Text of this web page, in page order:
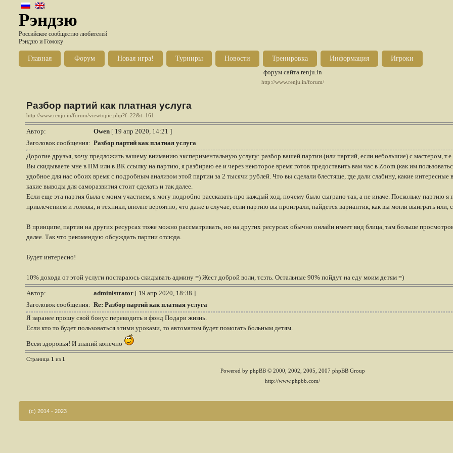
Рэндзю
Российское сообщество любителей
Рэндзю и Гомоку
Главная Форум Новая игра! Турниры Новости Тренировка Информация
Игроки
форум сайта renju.in
http://www.renju.in/forum/
Разбор партий как платная услуга
http://www.renju.in/forum/viewtopic.php?f=22&t=161
Автор: Owen [ 19 апр 2020, 14:21 ]
Заголовок сообщения: Разбор партий как платная услуга
Дорогие друзья, хочу предложить вашему вниманию экспериментальную услугу: разбор вашей партии (или партий, если небольшие) с мастером,
Вы скидываете мне в ПМ или в ВК ссылку на партию, я разбираю ее и через некоторое время готов предоставить вам час в Zoom (как им
удобное для нас обоих время с подробным анализом этой партии за 2 тысячи рублей. Что вы сделали блестяще, где дали слабину, какие интересные
какие выводы для саморазвития стоит сделать и так далее.
Если еще эта партия была с моим участием, я могу подробно рассказать про каждый ход, почему было сыграно так, а не иначе. Поскольку партию я
привлечением и головы, и техники, вполне вероятно, что даже в случае, если партию вы проиграли, найдется вариантик, как вы могли выиграть или,
В принципе, партии на других ресурсах тоже можно рассматривать, но на других ресурсах обычно онлайн имеет вид блица, там больше
далее. Так что рекомендую обсуждать партии отсюда.
Будет интересно!
10% дохода от этой услуги постараюсь скидывать админу =) Жест доброй воли, тсзть. Остальные 90% пойдут на еду моим детям =)
Автор: administrator [ 19 апр 2020, 18:38 ]
Заголовок сообщения: Re: Разбор партий как платная услуга
Я заранее прошу свой бонус переводить в фонд Подари жизнь.
Если кто то будет пользоваться этими уроками, то автоматом будет помогать больным детям.
Всем здоровья! И знаний конечно
Страница 1 из 1
Powered by phpBB © 2000, 2002, 2005, 2007 phpBB Group
http://www.phpbb.com/
(c) 2014 - 2023